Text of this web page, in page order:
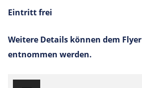
Eintritt frei
Weitere Details können dem Flyer
entnommen werden.